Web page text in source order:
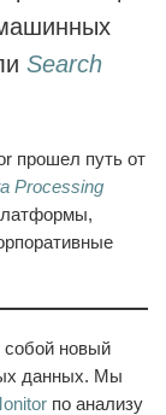
Search
прошел путь от
Processing
собой новый
данных. Мы
по анализу